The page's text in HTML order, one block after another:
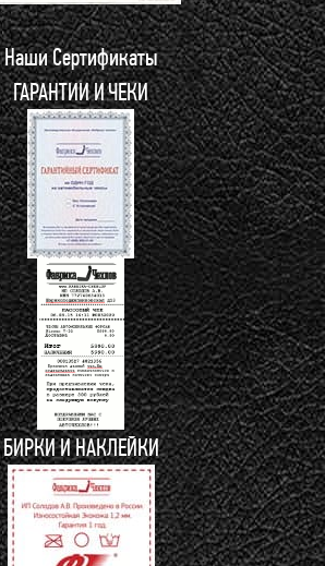
Наши Сертификаты
ГАРАНТИИ И ЧЕКИ
БИРКИ И НАКЛЕЙКИ